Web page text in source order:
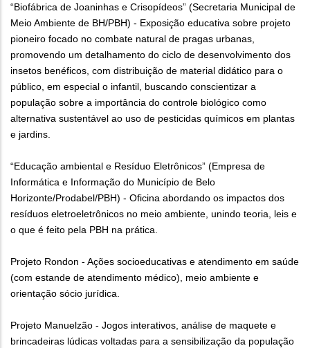
“Biofábrica de Joaninhas e Crisopídeos” (Secretaria Municipal de
Meio Ambiente de BH/PBH) - Exposição educativa sobre projeto
pioneiro focado no combate natural de pragas urbanas,
promovendo um detalhamento do ciclo de desenvolvimento dos
insetos benéficos, com distribuição de material didático para o
público, em especial o infantil, buscando conscientizar a
população sobre a importância do controle biológico como
alternativa sustentável ao uso de pesticidas químicos em plantas
e jardins.
“Educação ambiental e Resíduo Eletrônicos” (Empresa de
Informática e Informação do Município de Belo
Horizonte/Prodabel/PBH) - Oficina abordando os impactos dos
resíduos eletroeletrônicos no meio ambiente, unindo teoria, leis e
o que é feito pela PBH na prática.
Projeto Rondon - Ações socioeducativas e atendimento em saúde
(com estande de atendimento médico), meio ambiente e
orientação sócio jurídica.
Projeto Manuelzão - Jogos interativos, análise de maquete e
brincadeiras lúdicas voltadas para a sensibilização da população